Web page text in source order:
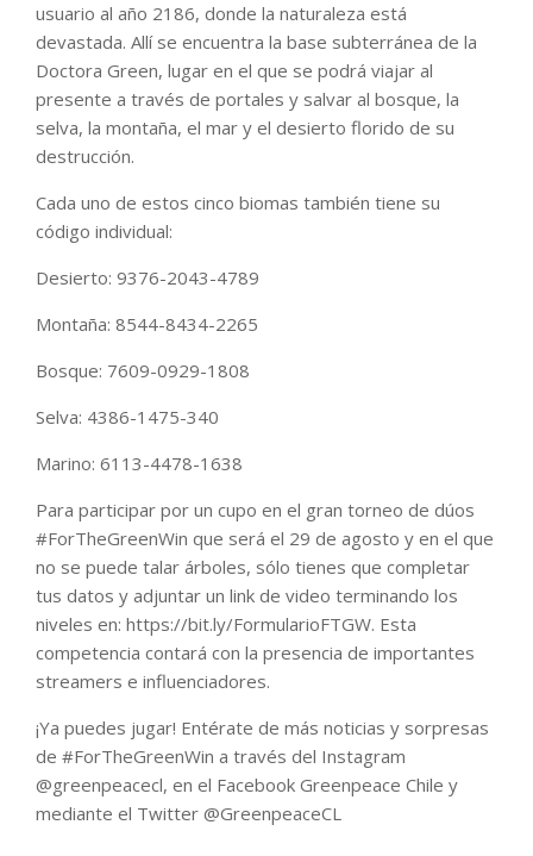
usuario al año 2186, donde la naturaleza está
devastada. Allí se encuentra la base subterránea de la
Doctora Green, lugar en el que se podrá viajar al
presente a través de portales y salvar al bosque, la
selva, la montaña, el mar y el desierto florido de su
destrucción.
Cada uno de estos cinco biomas también tiene su
código individual:
Desierto: 9376-2043-4789
Montaña: 8544-8434-2265
Bosque: 7609-0929-1808
Selva: 4386-1475-340
Marino: 6113-4478-1638
Para participar por un cupo en el gran torneo de dúos
#ForTheGreenWin que será el 29 de agosto y en el que
no se puede talar árboles, sólo tienes que completar
tus datos y adjuntar un link de video terminando los
niveles en: https://bit.ly/FormularioFTGW. Esta
competencia contará con la presencia de importantes
streamers e influenciadores.
¡Ya puedes jugar! Entérate de más noticias y sorpresas
de #ForTheGreenWin a través del Instagram
@greenpeacecl, en el Facebook Greenpeace Chile y
mediante el Twitter @GreenpeaceCL